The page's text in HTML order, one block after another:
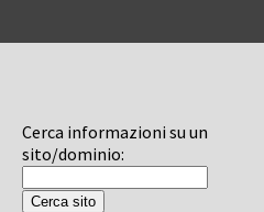
Cerca informazioni su un
sito/dominio: